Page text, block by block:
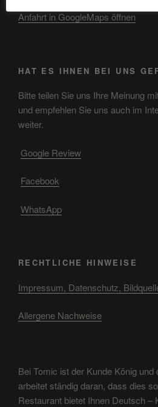
Anfahrt in GoogleMaps öffnen
HAT ES IHNEN BEI UNS
Bitte teilen Sie uns Ihre Meinung
und empfehlen Sie uns auch im
weiter.
Google Review
Facebook
WhatsApp
RECHTLICHE HINWEISE
Impressum, Datenschutz,
Allergene Nachweise
Bei Tomic ist der Kunde König und
arbeitet ständig daran, dass dies
Restaurant bietet Ihnen Deutsch –